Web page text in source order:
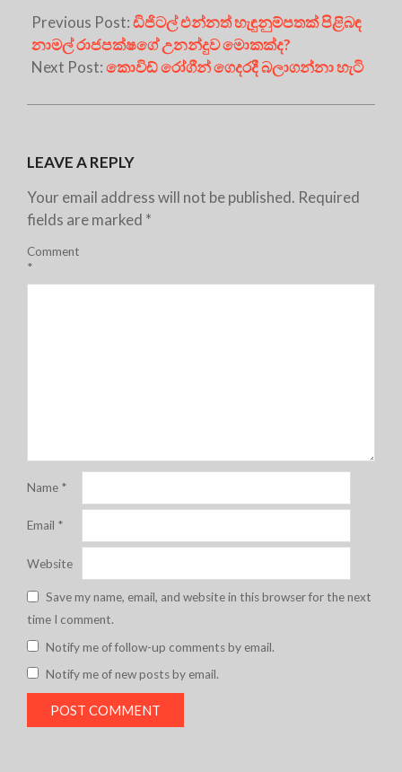
Previous Post:ඩිජිටල් එන්නත් හැඳුනුම්පතක් පිළිබඳ
නාමල් රාජපක්ෂගේ උනන්දුව මොකක්ද?
Next Post:කොවිඩ් රෝගීන් ගෙදරදී බලාගන්නා හැටි
LEAVE A REPLY
Your email address will not be published. Required
fields are marked *
Comment
*
Name *
Email *
Website
Save my name, email, and website in this browser for the next
time I comment.
Notify me of follow-up comments by email.
Notify me of new posts by email.